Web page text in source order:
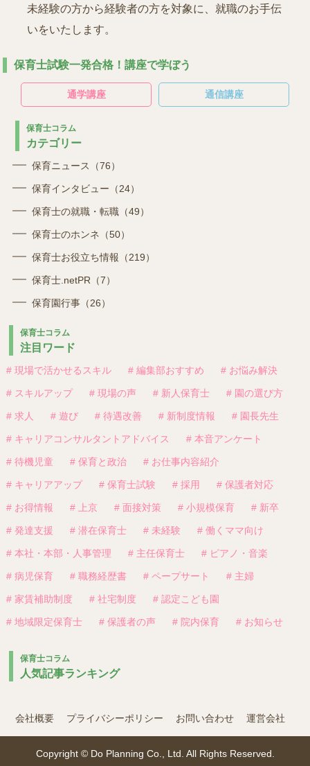
未経験の方から経験者の方を対象に、就職のお手伝
いをいたします。
保育士試験一発合格！講座で学ぼう
通学講座 通信講座
保育士コラム
カテゴリー
保育ニュース（76）
保育インタビュー（24）
保育士の就職・転職（49）
保育士のホンネ（50）
保育士お役立ち情報（219）
保育士.netPR（7）
保育園行事（26）
保育士コラム
注目ワード
# 現場で活かせるスキル # 編集部おすすめ # お悩み解決
# スキルアップ # 現場の声 # 新人保育士 # 園の選び方
# 求人 # 遊び # 待遇改善 # 新制度情報 # 園長先生
# キャリアコンサルタントアドバイス # 本音アンケート
# 待機児童 # 保育と政治 # お仕事内容紹介
# キャリアアップ # 保育士試験 # 採用 # 保護者対応
# お得情報 # 上京 # 面接対策 # 小規模保育 # 新卒
# 発達支援 # 潜在保育士 # 未経験 # 働くママ向け
# 本社・本部・人事管理 # 主任保育士 # ピアノ・音楽
# 病児保育 # 職務経歴書 # ペープサート # 主婦
# 家賃補助制度 # 社宅制度 # 認定こども園
# 地域限定保育士 # 保護者の声 # 院内保育 # お知らせ
保育士コラム
人気記事ランキング
会社概要 プライバシーポリシー お問い合わせ 運営会社
Copyright © Do Planning Co., Ltd. All Rights Reserved.